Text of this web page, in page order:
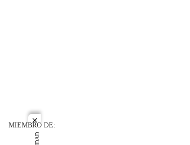
close
MIEMBRO DE: